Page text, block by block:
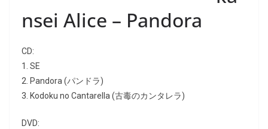
nsei Alice – Pandora
CD:
1. SE
2. Pandora (パンドラ)
3. Kodoku no Cantarella (古毒のカンタレラ)
DVD: